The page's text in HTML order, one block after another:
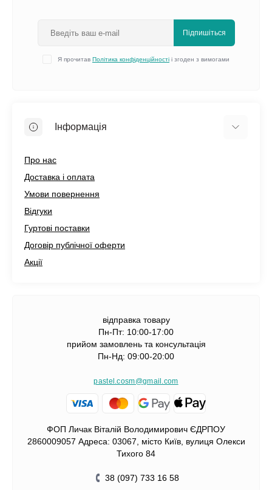
Підпишіться
Я прочитав Політика конфіденційності і згоден з вимогами
Інформація
Про нас
Доставка і оплата
Умови повернення
Відгуки
Гуртові поставки
Договір публічної оферти
Акції
відправка товару
Пн-Пт: 10:00-17:00
прийом замовлень та консультація
Пн-Нд: 09:00-20:00
pastel.cosm@gmail.com
ФОП Личак Віталій Володимирович ЄДРПОУ
2860009057 Адреса: 03067, місто Київ, вулиця Олекси
Тихого 84
38 (097) 733 16 58